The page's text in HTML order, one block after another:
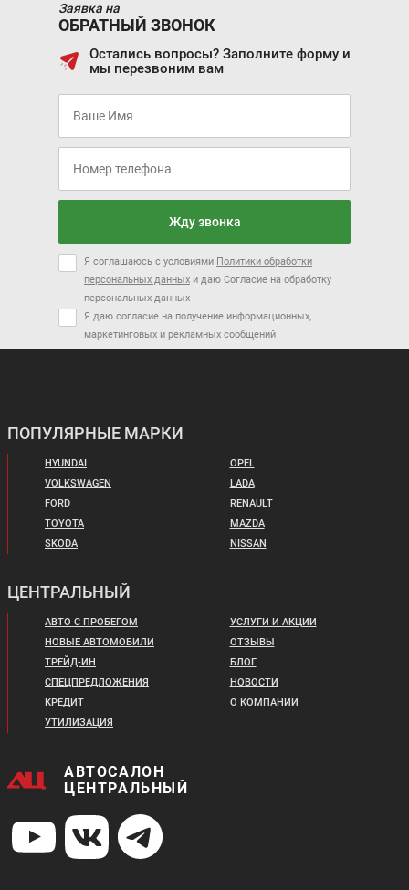
Заявка на
ОБРАТНЫЙ ЗВОНОК
Остались вопросы? Заполните форму и
мы перезвоним вам
Жду звонка
Я соглашаюсь с условиями Политики обработки
персональных данных и даю Согласие на обработку
персональных данных
Я даю согласие на получение информационных,
маркетинговых и рекламных сообщений
ПОПУЛЯРНЫЕ МАРКИ
HYUNDAI
VOLKSWAGEN
FORD
TOYOTA
SKODA
OPEL
LADA
RENAULT
MAZDA
NISSAN
ЦЕНТРАЛЬНЫЙ
АВТО С ПРОБЕГОМ
НОВЫЕ АВТОМОБИЛИ
ТРЕЙД-ИН
СПЕЦПРЕДЛОЖЕНИЯ
КРЕДИТ
УТИЛИЗАЦИЯ
УСЛУГИ И АКЦИИ
ОТЗЫВЫ
БЛОГ
НОВОСТИ
О КОМПАНИИ
АВТОСАЛОН
ЦЕНТРАЛЬНЫЙ